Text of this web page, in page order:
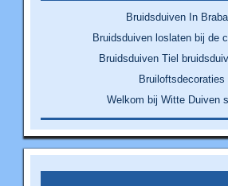
Bruidsduiven In
Bruidsduiven loslaten bij de
Bruidsduiven Tiel
Bruiloftsdecoraties
Welkom bij Witte Duiven